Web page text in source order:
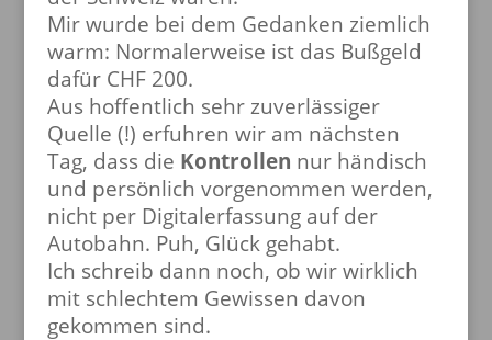
Mir wurde bei dem Gedanken ziemlich
warm: Normalerweise ist das Bußgeld
dafür CHF 200.
Aus hoffentlich sehr zuverlässiger
Quelle (!) erfuhren wir am nächsten
Tag, dass die Kontrollen nur händisch
und persönlich vorgenommen werden,
nicht per Digitalerfassung auf der
Autobahn. Puh, Glück gehabt.
Ich schreib dann noch, ob wir wirklich
mit schlechtem Gewissen davon
gekommen sind.